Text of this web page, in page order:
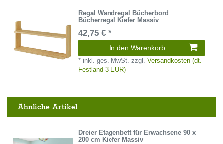
Regal Wandregal Bücherbord
Bücherregal Kiefer Massiv
42,75 € *
In den Warenkorb
* inkl. ges. MwSt. zzgl.Versandkosten (dt.
Festland 3 EUR)
Ähnliche Artikel
Dreier Etagenbett für Erwachsene 90 x
200 cm Kiefer Massiv